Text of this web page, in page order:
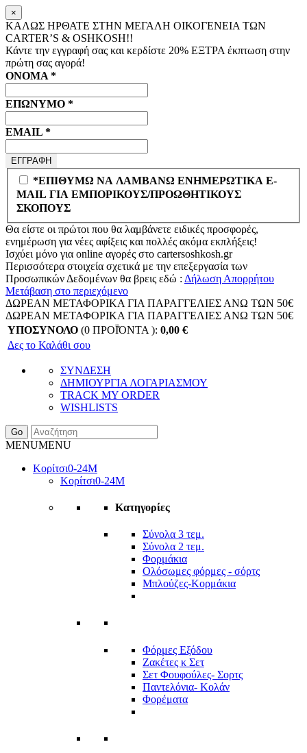
×
ΚΑΛΩΣ ΗΡΘΑΤΕ ΣΤΗΝ ΜΕΓΑΛΗ ΟΙΚΟΓΕΝΕΙΑ ΤΩΝ
CARTER’S & OSHKOSH!!
Κάντε την εγγραφή σας και κερδίστε 20% ΕΞΤΡΑ έκπτωση στην
πρώτη σας αγορά!
ΟΝΟΜΑ *
ΕΠΩΝΥΜΟ *
EMAIL *
*ΕΠΙΘΥΜΩ ΝΑ ΛΑΜΒΑΝΩ ΕΝΗΜΕΡΩΤΙΚΑ E-
MAIL ΓΙΑ ΕΜΠΟΡΙΚΟΥΣ/ΠΡΟΩΘΗΤΙΚΟΥΣ
ΣΚΟΠΟΥΣ
Θα είστε οι πρώτοι που θα λαμβάνετε ειδικές προσφορές,
ενημέρωση για νέες αφίξεις και πολλές ακόμα εκπλήξεις!
Ισχύει μόνο για online αγορές στο cartersoshkosh.gr
Περισσότερα στοιχεία σχετικά με την επεξεργασία των
Προσωπικών Δεδομένων θα βρεις εδώ : Δήλωση Απορρήτου
Μετάβαση στο περιεχόμενο
ΔΩΡΕΑΝ ΜΕΤΑΦΟΡΙΚΑ ΓΙΑ ΠΑΡΑΓΓΕΛΙΕΣ ΑΝΩ ΤΩΝ 50€
ΔΩΡΕΑΝ ΜΕΤΑΦΟΡΙΚΑ ΓΙΑ ΠΑΡΑΓΓΕΛΙΕΣ ΑΝΩ ΤΩΝ 50€
ΥΠΟΣΥΝΟΛΟ (0 ΠΡΟΪΌΝΤΑ ): 0,00 €
Δες το Καλάθι σου
ΣΥΝΔΕΣΗ
ΔΗΜΙΟΥΡΓΙΑ ΛΟΓΑΡΙΑΣΜΟΥ
TRACK MY ORDER
WISHLISTS
Go
MENUMENU
Κορίτσι0-24Μ
Κορίτσι0-24Μ
Κατηγορίες
Σύνολα 3 τεμ.
Σύνολα 2 τεμ.
Φορμάκια
Ολόσωμες φόρμες - σόρτς
Μπλούζες-Κορμάκια
Φόρμες Εξόδου
Ζακέτες κ Σετ
Σετ Φουφούλες- Σορτς
Παντελόνια- Κολάν
Φορέματα